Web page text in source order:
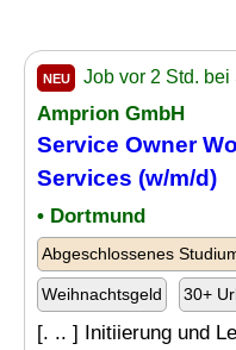
NEU Job vor 2 Std.
Amprion GmbH
Service Owner
Services (w/m/d)
• Dortmund
Abgeschlossenes
Weihnachtsgeld 30+
[. .. ] Initiierung und